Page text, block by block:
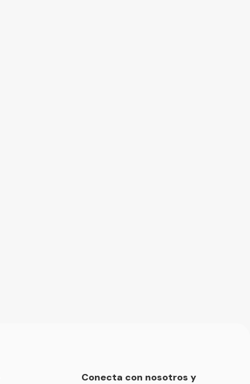
Conecta con nosotros y